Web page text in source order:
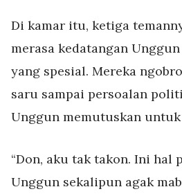
Di kamar itu, ketiga
merasa kedatangan
yang spesial. Mereka
saru sampai persoalan
Unggun memutuskan
“Don, aku tak takon. Ini hal
Unggun sekalipun agak